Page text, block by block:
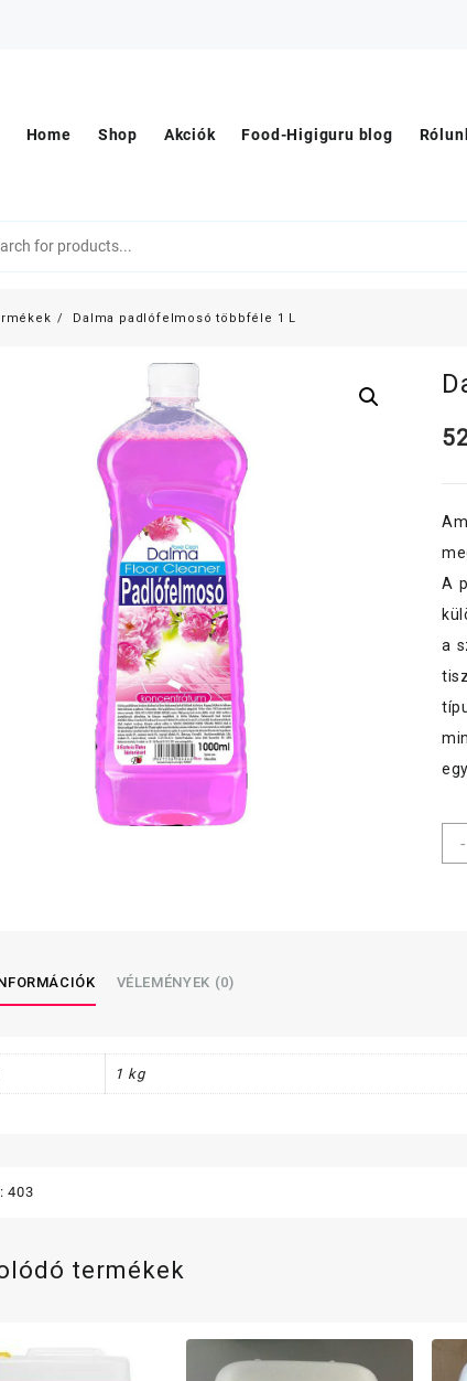
Home Shop Akciók Food-Higiguru blog
Dalma padlófelmosó többféle 1 L
A
a
-
VÉLEMÉNYEK (0)
1 kg
403
termékek